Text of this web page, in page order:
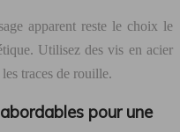
apparent reste le choix le
Utilisez des vis en acier
traces de rouille.
pour une